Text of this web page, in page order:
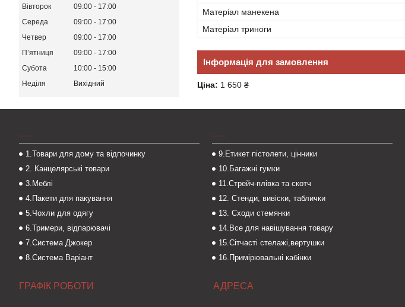
Матеріал манекена
Матеріал триноги
Інформація для замовлення
Ціна: 1 650 ₴
Вівторок
09:00
17:00
Середа
09:00
17:00
Четвер
09:00
17:00
Пʼятниця
09:00
17:00
Субота
10:00
15:00
Неділя
Вихідний
1.Товари для дому та відпочинку
2. Канцелярські товари
3.Меблі
4.Пакети для пакування
5.Чохли для одягу
6.Тримери, відпарювачі
7.Система Джокер
8.Система Варіант
9.Етикет пістолети, цінники
10.Багажні гумки
11.Стрейч-плівка та скотч
12. Стенди, вивіски, таблички
13. Сходи стемянки
14.Все для навішування товару
15.Сітчасті стелажі,вертушки
16.Примірювальні кабінки
ГРАФІК РОБОТИ